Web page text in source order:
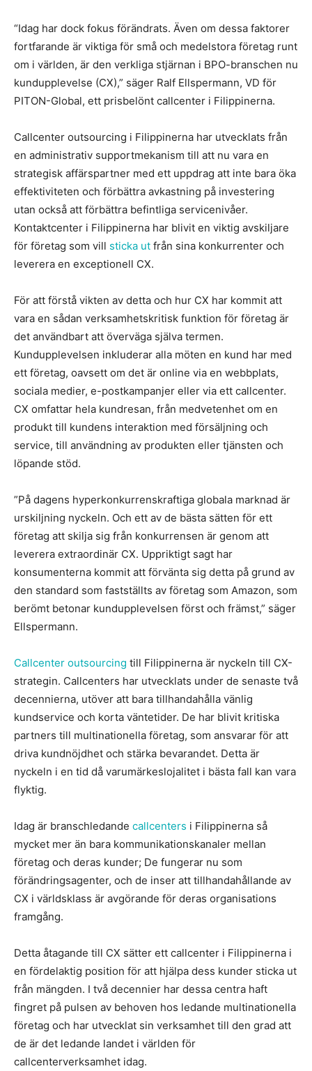
“Idag har dock fokus förändrats. Även om dessa faktorer
fortfarande är viktiga för små och medelstora företag runt
om i världen, är den verkliga stjärnan i BPO-branschen nu
kundupplevelse (CX),” säger Ralf Ellspermann, VD för
PITON-Global, ett prisbelönt callcenter i Filippinerna.
Callcenter outsourcing i Filippinerna har utvecklats från
en administrativ supportmekanism till att nu vara en
strategisk affärspartner med ett uppdrag att inte bara öka
effektiviteten och förbättra avkastning på investering
utan också att förbättra befintliga servicenivåer.
Kontaktcenter i Filippinerna har blivit en viktig avskiljare
för företag som vill sticka ut från sina konkurrenter och
leverera en exceptionell CX.
För att förstå vikten av detta och hur CX har kommit att
vara en sådan verksamhetskritisk funktion för företag är
det användbart att överväga själva termen.
Kundupplevelsen inkluderar alla möten en kund har med
ett företag, oavsett om det är online via en webbplats,
sociala medier, e-postkampanjer eller via ett callcenter.
CX omfattar hela kundresan, från medvetenhet om en
produkt till kundens interaktion med försäljning och
service, till användning av produkten eller tjänsten och
löpande stöd.
”På dagens hyperkonkurrenskraftiga globala marknad är
urskiljning nyckeln. Och ett av de bästa sätten för ett
företag att skilja sig från konkurrensen är genom att
leverera extraordinär CX. Uppriktigt sagt har
konsumenterna kommit att förvänta sig detta på grund av
den standard som fastställts av företag som Amazon, som
berömt betonar kundupplevelsen först och främst,” säger
Ellspermann.
Callcenter outsourcing till Filippinerna är nyckeln till CX-
strategin. Callcenters har utvecklats under de senaste två
decennierna, utöver att bara tillhandahålla vänlig
kundservice och korta väntetider. De har blivit kritiska
partners till multinationella företag, som ansvarar för att
driva kundnöjdhet och stärka bevarandet. Detta är
nyckeln i en tid då varumärkeslojalitet i bästa fall kan vara
flyktig.
Idag är branschledande callcenters i Filippinerna så
mycket mer än bara kommunikationskanaler mellan
företag och deras kunder; De fungerar nu som
förändringsagenter, och de inser att tillhandahållande av
CX i världsklass är avgörande för deras organisations
framgång.
Detta åtagande till CX sätter ett callcenter i Filippinerna i
en fördelaktig position för att hjälpa dess kunder sticka ut
från mängden. I två decennier har dessa centra haft
fingret på pulsen av behoven hos ledande multinationella
företag och har utvecklat sin verksamhet till den grad att
de är det ledande landet i världen för
callcenterverksamhet idag.